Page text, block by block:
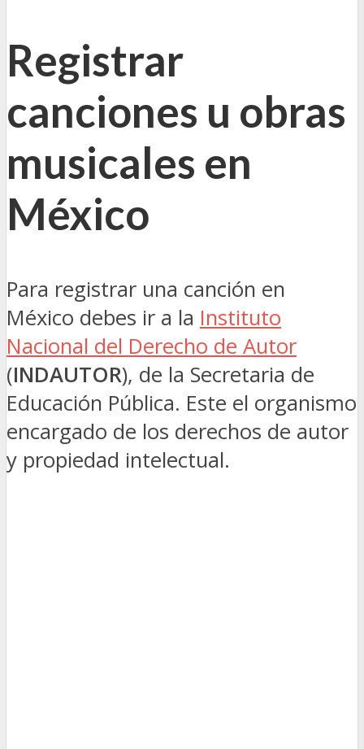
Registrar
canciones u obras
musicales en
México
Para registrar una canción en
México debes ir a la Instituto
Nacional del Derecho de Autor
(INDAUTOR), de la Secretaria de
Educación Pública. Este el organismo
encargado de los derechos de autor
y propiedad intelectual.